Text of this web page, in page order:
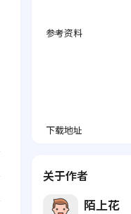
参考资料
下载地址
关于作者
陌上花